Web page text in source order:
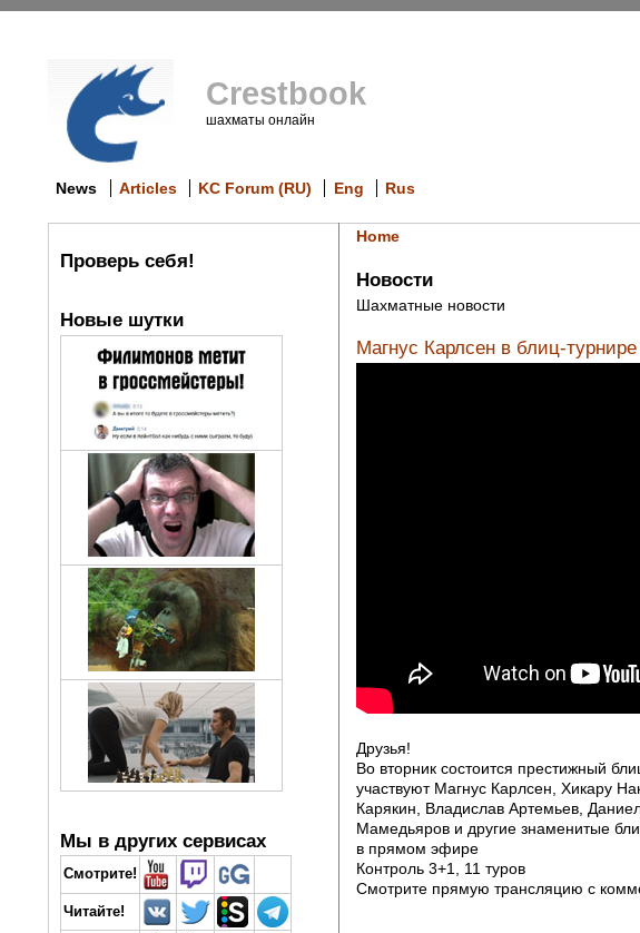
Crestbook
шахматы онлайн
News Articles KC Forum (RU) Eng Rus
Проверь себя!
Новые шутки
Мы в других сервисах
Смотрите!
Читайте!
Home
Новости
Шахматные новости
Магнус Карлсен в блиц-
Друзья!
Во вторник состоится престижный
участвуют Магнус Карлсен, Хикару
Карякин, Владислав Артемьев,
Мамедьяров и другие знаменитые
в прямом эфире
Контроль 3+1, 11 туров
Смотрите прямую трансляцию с